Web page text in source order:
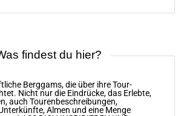
findest du hier?
Berggams, die über ihre Tour-
Nicht nur die Eindrücke, das Erlebte,
auch Tourenbeschreibungen,
Almen und eine Menge